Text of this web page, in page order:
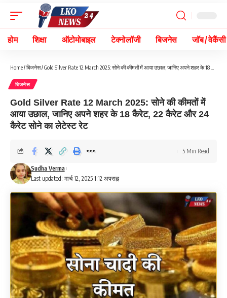
होम शिक्षा ऑटोमोबाइल टेक्नोलॉजी बिजनेस जॉब / वेकैंसी
Home/बिजनेस/Gold Silver Rate 12 March 2025: सोने की कीमतों में आया उछाल, जानिए अपने शहर के 18 कैरेट, 22 कैरेट और 24 कैरेट सोने का लेटेस्ट रेट
बिजनेस
Gold Silver Rate 12 March 2025: सोने की कीमतों में
आया उछाल, जानिए अपने शहर के 18 कैरेट, 22 कैरेट और 24
कैरेट सोने का लेटेस्ट रेट
Last updated: मार्च 12, 2025 1:12 अपराह्न
Sudha Verma
5 Min Read